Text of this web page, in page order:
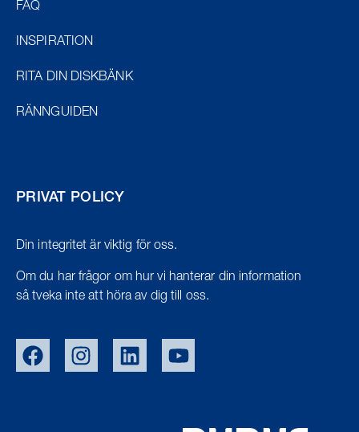
FAQ
INSPIRATION
RITA DIN DISKBÄNK
RÄNNGUIDEN
PRIVAT POLICY
Din integritet är viktig för oss.
Om du har frågor om hur vi hanterar din information
så tveka inte att höra av dig till oss.